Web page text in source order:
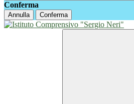
Conferma
Annulla Conferma